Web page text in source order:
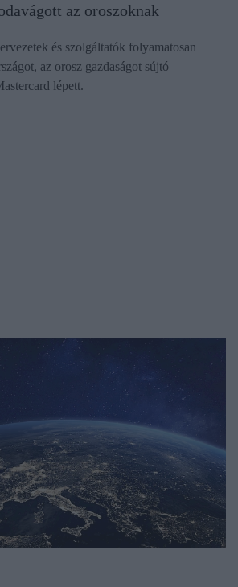
az oroszoknak
és szolgáltatók folyamatosan
az orosz gazdaságot sújtó
lépett.